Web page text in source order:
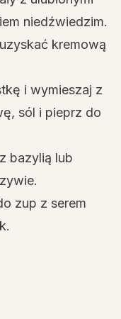
niedźwiedzim.
kremową
i wymieszaj z
sól i pieprz do
bazylią lub
zup z serem